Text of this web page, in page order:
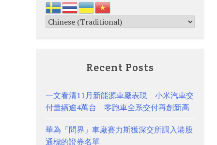
Recent Posts
一文看清11月新能源車廠表現 小米汽車交
付量續逾4萬台 零跑車全系交付再創新高
華為「問界」車廠賽力斯獲深交所調入港股
通標的證券名單